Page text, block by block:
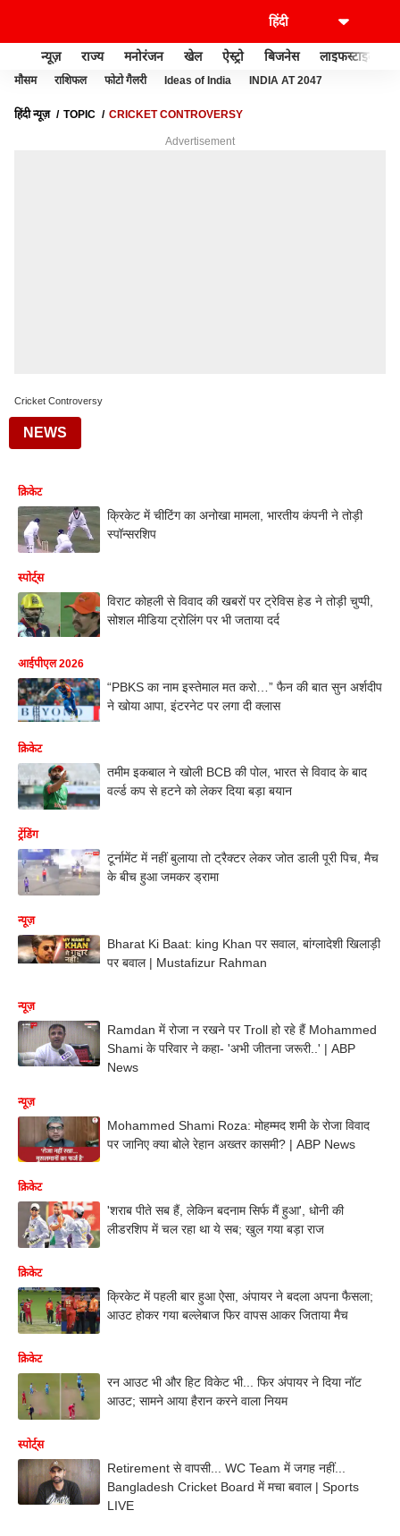
न्यूज़ राज्य मनोरंजन खेल ऐस्ट्रो बिजनेस लाइफस्टाइल
मौसम राशिफल फोटो गैलरी Ideas of India INDIA AT 2047
हिंदी न्यूज़ TOPIC CRICKET CONTROVERSY
Advertisement
Cricket Controversy
NEWS
क्रिकेट
क्रिकेट में चीटिंग का अनोखा मामला, भारतीय कंपनी ने तोड़ी
स्पॉन्सरशिप
स्पोर्ट्स
विराट कोहली से विवाद की खबरों पर ट्रेविस हेड ने तोड़ी चुप्पी,
सोशल मीडिया ट्रोलिंग पर भी जताया दर्द
आईपीएल 2026
“PBKS का नाम इस्तेमाल मत करो…” फैन की बात सुन अर्शदीप
ने खोया आपा, इंटरनेट पर लगा दी क्लास
क्रिकेट
तमीम इकबाल ने खोली BCB की पोल, भारत से विवाद के बाद
वर्ल्ड कप से हटने को लेकर दिया बड़ा बयान
ट्रेंडिंग
टूर्नामेंट में नहीं बुलाया तो ट्रैक्टर लेकर जोत डाली पूरी पिच, मैच
के बीच हुआ जमकर ड्रामा
न्यूज़
Bharat Ki Baat: king Khan पर सवाल, बांग्लादेशी खिलाड़ी
पर बवाल | Mustafizur Rahman
न्यूज़
Ramdan में रोजा न रखने पर Troll हो रहे हैं Mohammed
Shami के परिवार ने कहा- 'अभी जीतना जरूरी..' | ABP
News
न्यूज़
Mohammed Shami Roza: मोहम्मद शमी के रोजा विवाद
पर जानिए क्या बोले रेहान अख्तर कासमी? | ABP News
क्रिकेट
'शराब पीते सब हैं, लेकिन बदनाम सिर्फ मैं हुआ', धोनी की
लीडरशिप में चल रहा था ये सब; खुल गया बड़ा राज
क्रिकेट
क्रिकेट में पहली बार हुआ ऐसा, अंपायर ने बदला अपना फैसला;
आउट होकर गया बल्लेबाज फिर वापस आकर जिताया मैच
क्रिकेट
रन आउट भी और हिट विकेट भी... फिर अंपायर ने दिया नॉट
आउट; सामने आया हैरान करने वाला नियम
स्पोर्ट्स
Retirement से वापसी... WC Team में जगह नहीं...
Bangladesh Cricket Board में मचा बवाल | Sports
LIVE